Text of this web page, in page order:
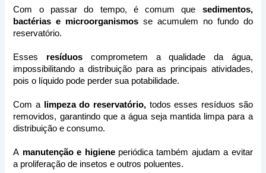
Com o passar do tempo, é comum que sedimentos,
bactérias e microorganismos se acumulem no fundo do
reservatório.
Esses resíduos comprometem a qualidade da água,
impossibilitando a distribuição para as principais atividades,
pois o líquido pode perder sua potabilidade.
Com a limpeza do reservatório, todos esses resíduos são
removidos, garantindo que a água seja mantida limpa para a
distribuição e consumo.
A manutenção e higiene periódica também ajudam a evitar
a proliferação de insetos e outros poluentes.